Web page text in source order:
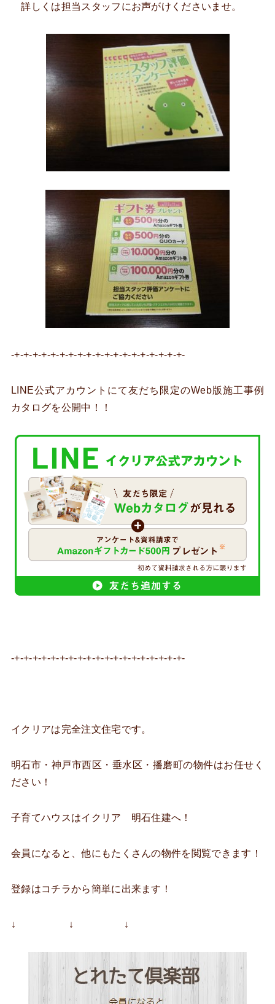
詳しくは担当スタッフにお声がけくださいませ。
-+-+-+-+-+-+-+-+-+-+-+-+-+-+-+-+-+-+-+-
LINE公式アカウントにて友だち限定のWeb版施工事例
カタログを公開中！！
-+-+-+-+-+-+-+-+-+-+-+-+-+-+-+-+-+-+-+-
イクリアは完全注文住宅です。
明石市・神戸市西区・垂水区・播磨町の物件はお任せく
ださい！
子育てハウスはイクリア 明石住建へ！
会員になると、他にもたくさんの物件を閲覧できます！
登録はコチラから簡単に出来ます！
↓ ↓ ↓